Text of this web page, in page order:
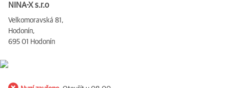
NINA-X s.r.o
Velkomoravská 81,
Hodonín,
695 01 Hodonín